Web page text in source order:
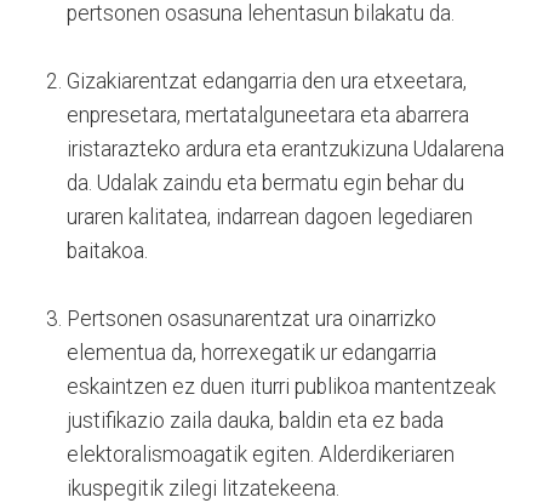
pertsonen osasuna lehentasun bilakatu da.
Gizakiarentzat edangarria den ura etxeetara,
enpresetara, mertatalguneetara eta abarrera
iristarazteko ardura eta erantzukizuna Udalarena
da. Udalak zaindu eta bermatu egin behar du
uraren kalitatea, indarrean dagoen legediaren
baitakoa.
Pertsonen osasunarentzat ura oinarrizko
elementua da, horrexegatik ur edangarria
eskaintzen ez duen iturri publikoa mantentzeak
justifikazio zaila dauka, baldin eta ez bada
elektoralismoagatik egiten. Alderdikeriaren
ikuspegitik zilegi litzatekeena.